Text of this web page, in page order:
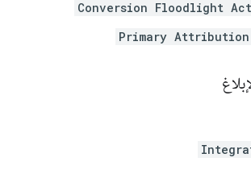
Conversion Floodlight
Primary